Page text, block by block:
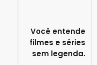
Você entende
filmes e séries
sem legenda.